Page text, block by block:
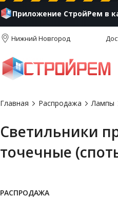
Приложение СтройРем в
Нижний Новгород
Главная Распродажа Лампы
Светильники
точечные
РАСПРОДАЖА